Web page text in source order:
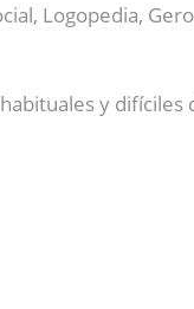
Logopedia,
y difíciles